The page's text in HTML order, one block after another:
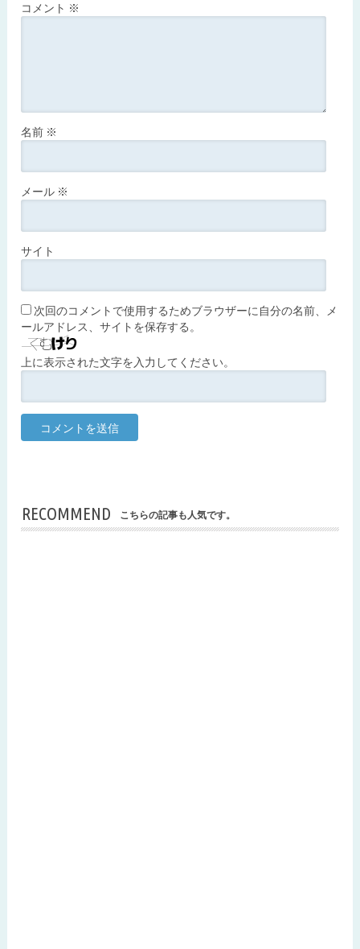
コメント ※
名前 ※
メール ※
サイト
次回のコメントで使用するためブラウザーに自分の名前、メ
ールアドレス、サイトを保存する。
上に表示された文字を入力してください。
RECOMMEND こちらの記事も人気です。